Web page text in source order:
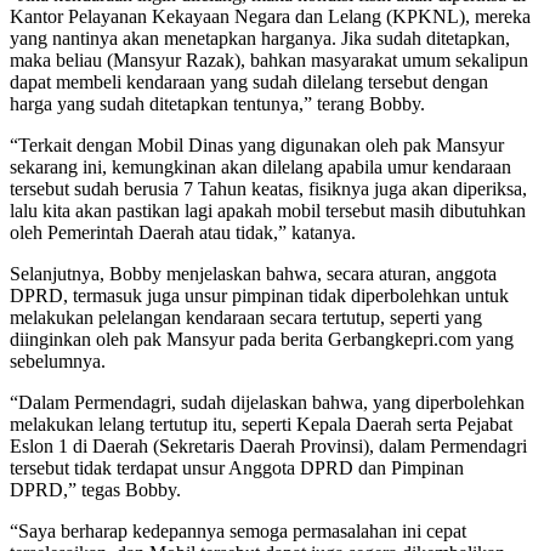
Kantor Pelayanan Kekayaan Negara dan Lelang (KPKNL), mereka
yang nantinya akan menetapkan harganya. Jika sudah ditetapkan,
maka beliau (Mansyur Razak), bahkan masyarakat umum sekalipun
dapat membeli kendaraan yang sudah dilelang tersebut dengan
harga yang sudah ditetapkan tentunya,” terang Bobby.
“Terkait dengan Mobil Dinas yang digunakan oleh pak Mansyur
sekarang ini, kemungkinan akan dilelang apabila umur kendaraan
tersebut sudah berusia 7 Tahun keatas, fisiknya juga akan diperiksa,
lalu kita akan pastikan lagi apakah mobil tersebut masih dibutuhkan
oleh Pemerintah Daerah atau tidak,” katanya.
Selanjutnya, Bobby menjelaskan bahwa, secara aturan, anggota
DPRD, termasuk juga unsur pimpinan tidak diperbolehkan untuk
melakukan pelelangan kendaraan secara tertutup, seperti yang
diinginkan oleh pak Mansyur pada berita Gerbangkepri.com yang
sebelumnya.
“Dalam Permendagri, sudah dijelaskan bahwa, yang diperbolehkan
melakukan lelang tertutup itu, seperti Kepala Daerah serta Pejabat
Eslon 1 di Daerah (Sekretaris Daerah Provinsi), dalam Permendagri
tersebut tidak terdapat unsur Anggota DPRD dan Pimpinan
DPRD,” tegas Bobby.
“Saya berharap kedepannya semoga permasalahan ini cepat